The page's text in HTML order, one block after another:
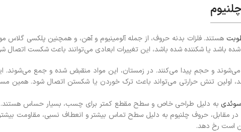
هستند. فلزات بدنه حروف، از جمله آلومینیوم و آهن، و همچنین پلکسی گلاس
یا شکننده شده باشد، این تغییرات ابعادی می‌توانند باعث شکست اتصال
می‌شوند و حجم پیدا می‌کنند. در زمستان، این مواد منقبض شده و جمع می‌شوند.
تنش حرارتی می‌تواند باعث ترک خوردن یا شکستن اتصال شود. همین
به دلیل طراحی خاص و سطح مقطع کمتر برای چسب، بسیار حساس هستند.
حروف چلنیوم به دلیل سطح تماس بیشتر و انعطاف نسبی، مقاومت بیشتری
است رخ دهد.